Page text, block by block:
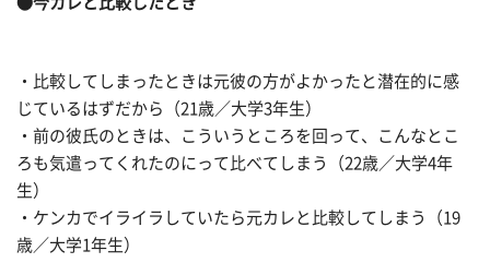
・比較してしまったときは元彼の方がよかったと潜在的に感
じているはずだから（21歳／大学3年生）
・前の彼氏のときは、こういうところを回って、こんなとこ
ろも気遣ってくれたのにって比べてしまう（22歳／大学4年
生）
・ケンカでイライラしていたら元カレと比較してしまう（19
歳／大学1年生）